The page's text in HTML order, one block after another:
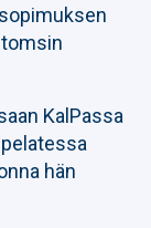
KalPassa
hän